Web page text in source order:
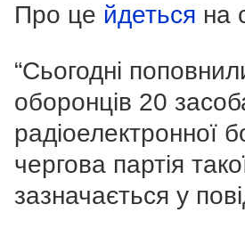
Про це йдеться на
“Сьогодні
оборонців 20
радіоелектронної
чергова партія
зазначається у